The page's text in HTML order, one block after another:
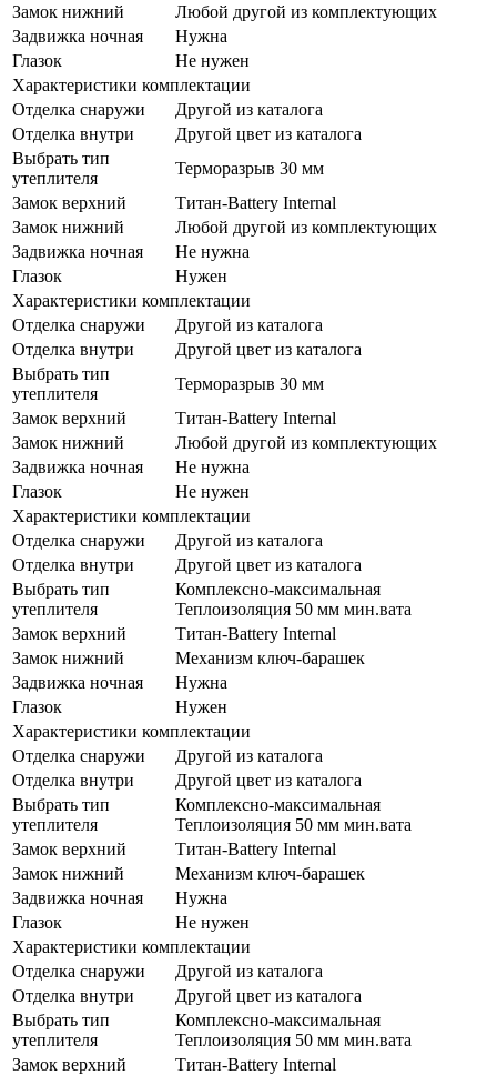
Замок нижний
Любой другой из комплектующих
Задвижка ночная
Нужна
Глазок
Не нужен
Характеристики комплектации
Отделка снаружи
Другой из каталога
Отделка внутри
Другой цвет из каталога
Выбрать тип
утеплителя
Терморазрыв 30 мм
Замок верхний
Титан-Battery Internal
Замок нижний
Любой другой из комплектующих
Задвижка ночная
Не нужна
Глазок
Нужен
Характеристики комплектации
Отделка снаружи
Другой из каталога
Отделка внутри
Другой цвет из каталога
Выбрать тип
утеплителя
Терморазрыв 30 мм
Замок верхний
Титан-Battery Internal
Замок нижний
Любой другой из комплектующих
Задвижка ночная
Не нужна
Глазок
Не нужен
Характеристики комплектации
Отделка снаружи
Другой из каталога
Отделка внутри
Другой цвет из каталога
Выбрать тип
утеплителя
Комплексно-максимальная
Теплоизоляция 50 мм мин.вата
Замок верхний
Титан-Battery Internal
Замок нижний
Механизм ключ-барашек
Задвижка ночная
Нужна
Глазок
Нужен
Характеристики комплектации
Отделка снаружи
Другой из каталога
Отделка внутри
Другой цвет из каталога
Выбрать тип
утеплителя
Комплексно-максимальная
Теплоизоляция 50 мм мин.вата
Замок верхний
Титан-Battery Internal
Замок нижний
Механизм ключ-барашек
Задвижка ночная
Нужна
Глазок
Не нужен
Характеристики комплектации
Отделка снаружи
Другой из каталога
Отделка внутри
Другой цвет из каталога
Выбрать тип
утеплителя
Комплексно-максимальная
Теплоизоляция 50 мм мин.вата
Замок верхний
Титан-Battery Internal